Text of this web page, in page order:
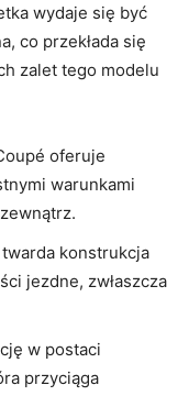
wydaje się być​
co przekłada się
zalet⁣ tego modelu
oferuje
warunkami⁤
konstrukcja
jezdne, zwłaszcza
w postaci
przyciąga